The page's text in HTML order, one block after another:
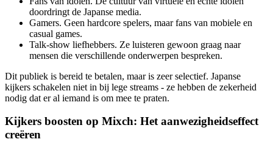
doordringt de Japanse media.
Gamers. Geen hardcore spelers, maar fans van mobiele en
casual games.
Talk-show liefhebbers. Ze luisteren gewoon graag naar
mensen die verschillende onderwerpen bespreken.
Dit publiek is bereid te betalen, maar is zeer selectief. Japanse
kijkers schakelen niet in bij lege streams - ze hebben de zekerheid
nodig dat er al iemand is om mee te praten.
Kijkers boosten op Mixch: Het aanwezigheidseffect
creëren